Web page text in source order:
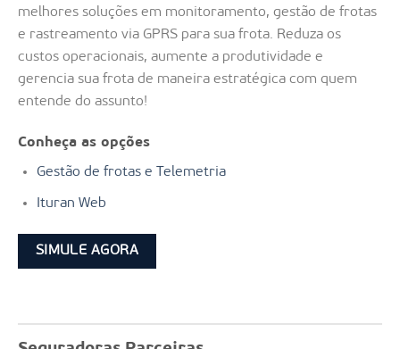
melhores soluções em monitoramento, gestão de frotas
e rastreamento via GPRS para sua frota. Reduza os
custos operacionais, aumente a produtividade e
gerencia sua frota de maneira estratégica com quem
entende do assunto!
Conheça as opções
Gestão de frotas e Telemetria
Ituran Web
SIMULE AGORA